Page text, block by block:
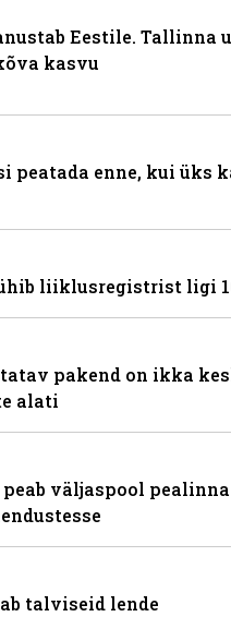
Eestile. Tallinna
kasvu
peatada enne, kui üks
liiklusregistrist ligi
pakend on ikka
alati
väljaspool
talviseid lende